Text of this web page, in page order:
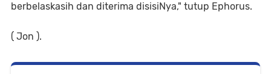
berbelaskasih dan diterima disisiNya," tutup Ephorus.
( Jon ).